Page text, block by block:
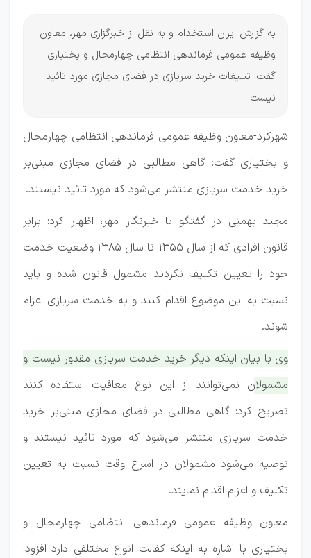
به گزارش ایران استخدام و به نقل از خبرگزاری مهر، معاون
وظیفه عمومی فرماندهی انتظامی چهارمحال و بختیاری
گفت: تبلیغات خرید سربازی در فضای مجازی مورد تائید
نیست.
شهرکرد-معاون وظیفه عمومی فرماندهی انتظامی چهارمحال
و بختیاری گفت: گاهی مطالبی در فضای مجازی مبنی‌بر
خرید خدمت سربازی منتشر می‌شود که مورد تائید نیستند.
مجید بهمنی در گفتگو با خبرنگار مهر، اظهار کرد: برابر
قانون افرادی که از سال ۱۳۵۵ تا سال ۱۳۸۵ وضعیت خدمت
خود را تعیین تکلیف نکردند مشمول قانون شده و باید
نسبت به این موضوع اقدام کنند و به خدمت سربازی اعزام
شوند.
وی با بیان اینکه دیگر خرید خدمت سربازی مقدور نیست و
مشمولان نمی‌توانند از این نوع معافیت استفاده کنند
تصریح کرد: گاهی مطالبی در فضای مجازی مبنی‌بر خرید
خدمت سربازی منتشر می‌شود که مورد تائید نیستند و
توصیه می‌شود مشمولان در اسرع وقت نسبت به تعیین
تکلیف و اعزام اقدام نمایند.
معاون وظیفه عمومی فرماندهی انتظامی چهارمحال و
بختیاری با اشاره به اینکه کفالت انواع مختلفی دارد افزود: